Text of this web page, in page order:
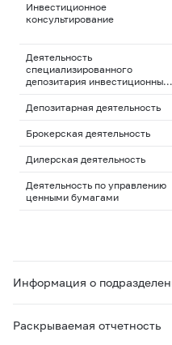
Инвестиционное
консультирование
Деятельность
специализированного
депозитария инвестиционных
инвестиционных фондов и
пенсионных фондов
Депозитарная деятельность
Брокерская деятельность
Дилерская деятельность
Деятельность по управлению
ценными бумагами
Информация о
Раскрываемая отчетность